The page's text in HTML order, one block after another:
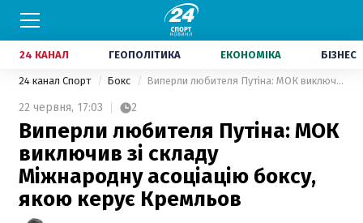
24 КАНАЛ ГЕОПОЛІТИКА ЕКОНОМІКА БІЗНЕС
24 канал Спорт Бокс Виперли любителя Путіна: МОК виключив зі складу Міжнародну асоціацію боксу, якою керує Кремльов
22 червня, 17:03 2
Виперли любителя Путіна: МОК
виключив зі складу
Міжнародну асоціацію боксу,
якою керує Кремльов